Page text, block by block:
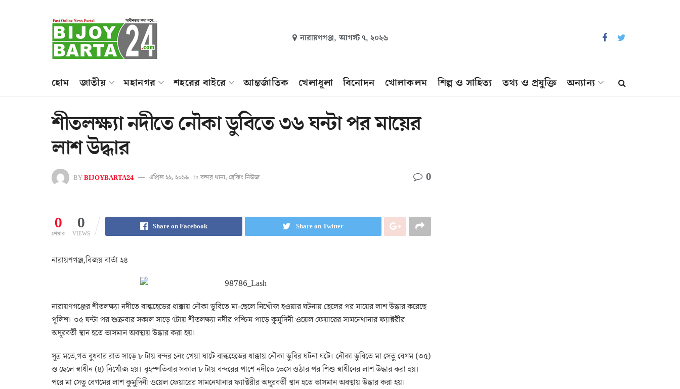
নারায়ণগঞ্জ, আগস্ট ৭, ২০২৬
হোম জাতীয় মহানগর শহরের বাইরে আন্তর্জাতিক খেলাধূলা বিনোদন খোলাকলম শিল্প ও সাহিত্য তথ্য ও প্রযুক্তি অন্যান্য
শীতলক্ষ্যা নদীতে নৌকা ডুবিতে ৩৬ ঘন্টা পর মায়ের
লাশ উদ্ধার
BYBIJOYBARTA24 এপ্রিল ২২, ২০১৬ in বন্দর থানা, ব্রেকিং নিউজ 0
0
শেয়ার
0
VIEWS
Share on Facebook Share on Twitter
নারায়ণগঞ্জ,বিজয় বার্তা ২৪
নারায়ণগঞ্জের শীতলক্ষ্যা নদীতে বাল্কহেডের ধাক্কায় নৌকা ডুবিতে মা-ছেলে নিখোঁজ হওয়ার ঘটনায় ছেলের পর মায়ের লাশ উদ্ধার করেছে
পুলিশ। ৩৫ ঘন্টা পর শুক্রবার সকাল সাড়ে ৭টায় শীতলক্ষ্যা নদীর পশ্চিম পাড়ে কুমুদিনী ওয়েল ফেয়ারের সামনেথানার ফ্যাক্টরীর
অদূরবর্তী স্থান হতে ভাসমান অবস্থায় উদ্ধার করা হয়।
সূত্র মতে,গত বুধবার রাত সাড়ে ৮ টায় বন্দর ১নং খেয়া ঘাটে বাল্কহেডের ধাক্কায় নৌকা ডুবির ঘটনা ঘটে। নৌকা ডুবিতে মা সেতু বেগম (৩৫)
ও ছেলে স্বাধীন (৪) নিখোঁজ হয়। বৃহস্পতিবার সকাল ৮ টায় বন্দরের পাশে নদীতে ভেসে ওঠার পর শিশু স্বাধীনের লাশ উদ্ধার করা হয়।
পরে মা সেতু বেগমের লাশ কুমুদিনী ওয়েল ফেয়ারের সামনেথানার ফ্যাক্টরীর অদূরবর্তী স্থান হতে ভাসমান অবস্থায় উদ্ধার করা হয়।